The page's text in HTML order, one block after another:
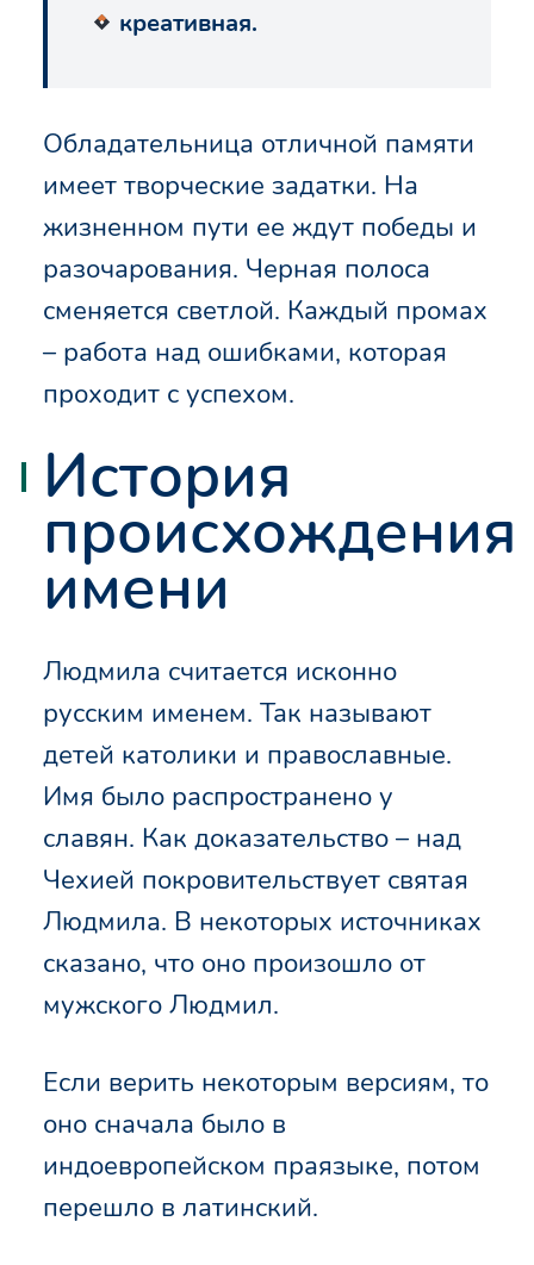
креативная.
Обладательница отличной памяти
имеет творческие задатки. На
жизненном пути ее ждут победы и
разочарования. Черная полоса
сменяется светлой. Каждый промах
– работа над ошибками, которая
проходит с успехом.
История
происхождения
имени
Людмила считается исконно
русским именем. Так называют
детей католики и православные.
Имя было распространено у
славян. Как доказательство – над
Чехией покровительствует святая
Людмила. В некоторых источниках
сказано, что оно произошло от
мужского Людмил.
Если верить некоторым версиям, то
оно сначала было в
индоевропейском праязыке, потом
перешло в латинский.